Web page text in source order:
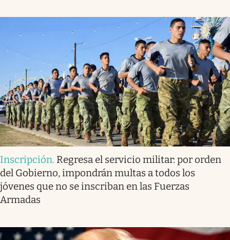
Inscripción. Regresa el servicio militar: por orden
del Gobierno, impondrán multas a todos los
jóvenes que no se inscriban en las Fuerzas
Armadas